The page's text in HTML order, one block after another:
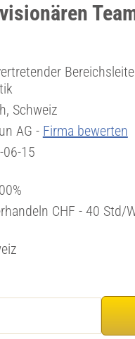
Schweiz
AG - Firma bewerten
06-15
CHF - 40 Std/